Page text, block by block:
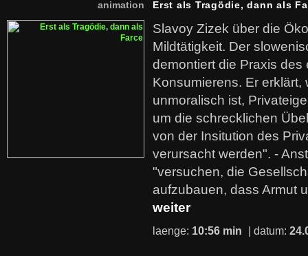
animation Erst als Tragödie, dann als
Slavoy Zizek über die
Mildtätigkeit. Der
demontiert die Praxis des
Konsumierens. Er erklärt,
unmoralisch ist,
um die schrecklichen
von der Insitution des
verursacht werden". -
"versuchen, die
aufzubauen, dass Armut
weiter
laenge: 10:56 min | datum: